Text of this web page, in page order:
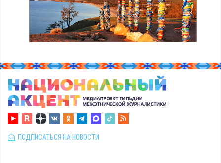
ПОДПИСАТЬСЯ НА НОВОСТИ